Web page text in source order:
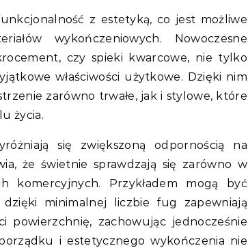
z estetyką, co jest możliwe
wykończeniowych. Nowoczesne
czy spieki kwarcowe, nie tylko
właściwości użytkowe. Dzięki nim
zarówno trwałe, jak i stylowe, które
życia.
się zwiększoną odpornością na
że świetnie sprawdzają się zarówno w
komercyjnych. Przykładem mogą być
minimalnej liczbie fug zapewniają
zachowując jednocześnie
i estetycznego wykończenia nie